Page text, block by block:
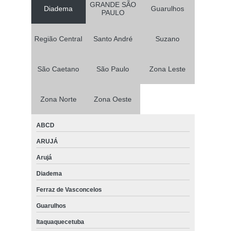
Diadema
GRANDE SÃO
PAULO
Guarulhos
Região Central Santo André Suzano
São Caetano São Paulo Zona Leste
Zona Norte Zona Oeste
ABCD
ARUJÁ
Arujá
Diadema
Ferraz de Vasconcelos
Guarulhos
Itaquaquecetuba